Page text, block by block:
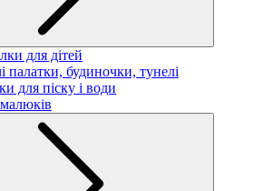
для дітей
палатки, будиночки, тунелі
для піску і води